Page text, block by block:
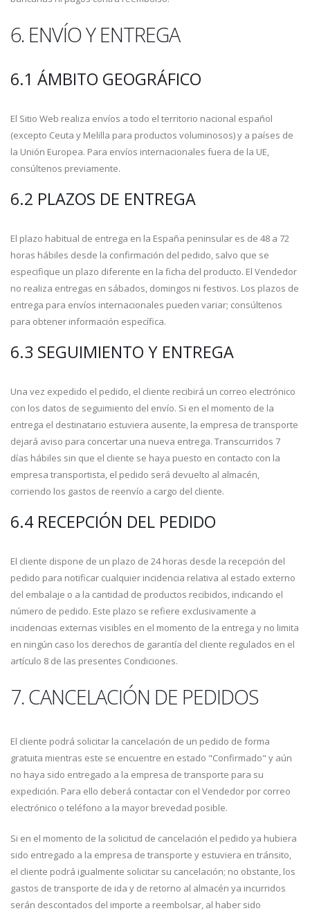
6. ENVÍO Y ENTREGA
6.1 ÁMBITO GEOGRÁFICO
El Sitio Web realiza envíos a todo el territorio nacional español
(excepto Ceuta y Melilla para productos voluminosos) y a países de
la Unión Europea. Para envíos internacionales fuera de la UE,
consúltenos previamente.
6.2 PLAZOS DE ENTREGA
El plazo habitual de entrega en la España peninsular es de 48 a 72
horas hábiles desde la confirmación del pedido, salvo que se
especifique un plazo diferente en la ficha del producto. El Vendedor
no realiza entregas en sábados, domingos ni festivos. Los plazos de
entrega para envíos internacionales pueden variar; consúltenos
para obtener información específica.
6.3 SEGUIMIENTO Y ENTREGA
Una vez expedido el pedido, el cliente recibirá un correo electrónico
con los datos de seguimiento del envío. Si en el momento de la
entrega el destinatario estuviera ausente, la empresa de transporte
dejará aviso para concertar una nueva entrega. Transcurridos 7
días hábiles sin que el cliente se haya puesto en contacto con la
empresa transportista, el pedido será devuelto al almacén,
corriendo los gastos de reenvío a cargo del cliente.
6.4 RECEPCIÓN DEL PEDIDO
El cliente dispone de un plazo de 24 horas desde la recepción del
pedido para notificar cualquier incidencia relativa al estado externo
del embalaje o a la cantidad de productos recibidos, indicando el
número de pedido. Este plazo se refiere exclusivamente a
incidencias externas visibles en el momento de la entrega y no limita
en ningún caso los derechos de garantía del cliente regulados en el
artículo 8 de las presentes Condiciones.
7. CANCELACIÓN DE PEDIDOS
El cliente podrá solicitar la cancelación de un pedido de forma
gratuita mientras este se encuentre en estado "Confirmado" y aún
no haya sido entregado a la empresa de transporte para su
expedición. Para ello deberá contactar con el Vendedor por correo
electrónico o teléfono a la mayor brevedad posible.
Si en el momento de la solicitud de cancelación el pedido ya hubiera
sido entregado a la empresa de transporte y estuviera en tránsito,
el cliente podrá igualmente solicitar su cancelación; no obstante, los
gastos de transporte de ida y de retorno al almacén ya incurridos
serán descontados del importe a reembolsar, al haber sido